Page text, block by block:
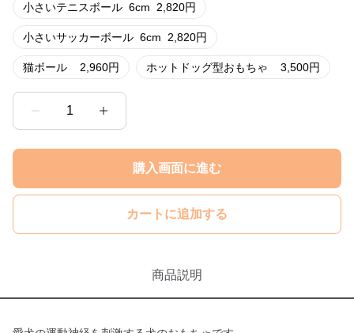
小さいテニスボール 6cm 2,820円
小さいサッカーボール 6cm 2,820円
猫ボール 2,960円 ホットドッグ型おもちゃ 3,500円
1
購入画面に進む
カートに追加する
商品説明